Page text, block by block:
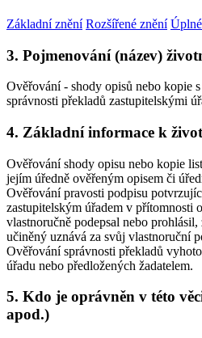
Základní znění Rozšířené znění
3. Pojmenování (název)
Ověřování - shody opisů nebo kopie
správnosti překladů zastupitelskými
4. Základní informace k
Ověřování shody opisu nebo kopie
jejím úředně ověřeným opisem či
Ověřování pravosti podpisu
zastupitelským úřadem v přítomnosti
vlastnoručně podepsal nebo
učiněný uznává za svůj vlastnoruční
Ověřování správnosti překladů
úřadu nebo předložených žadatelem.
5. Kdo je oprávněn v této
apod.)